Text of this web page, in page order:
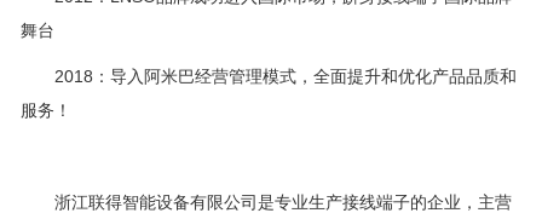
舞台
2018：导入阿米巴经营管理模式，全面提升和优化产品品质和
服务！
浙江联得智能设备有限公司是专业生产接线端子的企业，主营